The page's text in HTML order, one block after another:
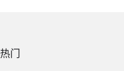
热门